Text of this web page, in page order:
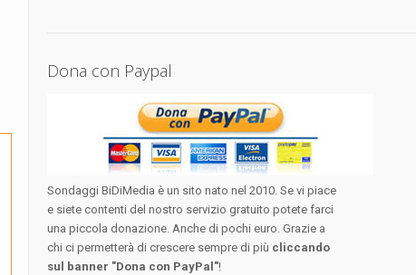
Dona con Paypal
Sondaggi BiDiMedia è un sito nato nel 2010. Se vi piace
e siete contenti del nostro servizio gratuito potete farci
una piccola donazione. Anche di pochi euro. Grazie a
chi ci permetterà di crescere sempre di più cliccando
sul banner "Dona con PayPal"!